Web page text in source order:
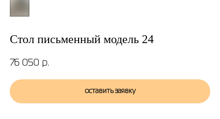
Стол письменный модель 24
76 050 р.
оставить заявку